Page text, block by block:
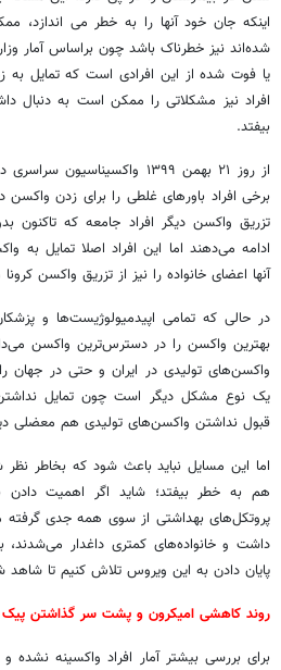
اینکه جان خود آنها را به خطر می اندازد،
یا فوت شده از این افرادی است که تمایل به
افراد نیز مشکلاتی را ممکن است به دنبال
بیفتد.
از روز ۲۱ بهمن ۱۳۹۹
برخی افراد باورهای غلطی را برای زدن
تزریق واکسن دیگر افراد جامعه که
ادامه می‌دهند اما این افراد اصلا تمایل به
آنها اعضای خانواده را نیز از تزریق واکسن
در حالی که تمامی اپیدمیولوژیست‌ها و
بهترین واکسن را در دسترس‌ترین واکسن
واکسن‌های تولیدی در ایران و حتی در
یک نوع مشکل دیگر است چون تمایل
قبول نداشتن واکسن‌های تولیدی هم معضلی
اما این مسایل نباید باعث شود که بخاطر
هم به خطر بیفتد؛ شاید اگر اهمیت دادن
پروتکل‌های بهداشتی از سوی همه جدی
داشت و خانواده‌های کمتری داغدار می‌شدند،
پایان دادن به این ویروس تلاش کنیم تا
روند کاهشی امیکرون و پشت سر گذاشتن
برای بررسی بیشتر آمار افراد واکسینه